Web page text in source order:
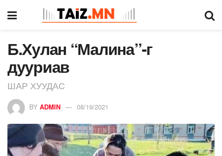
Б.Хулан “Малина”-г
дууриав
ШАР ХУУДАС
BY ADMIN 08/19/2021